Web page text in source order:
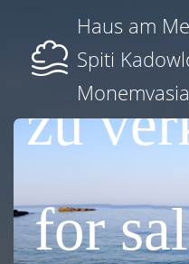
Haus am
Spiti
zu
for
Startseite
Hausbeschreibung
Freizeit & Baden
viele Bilder
Olivenöl